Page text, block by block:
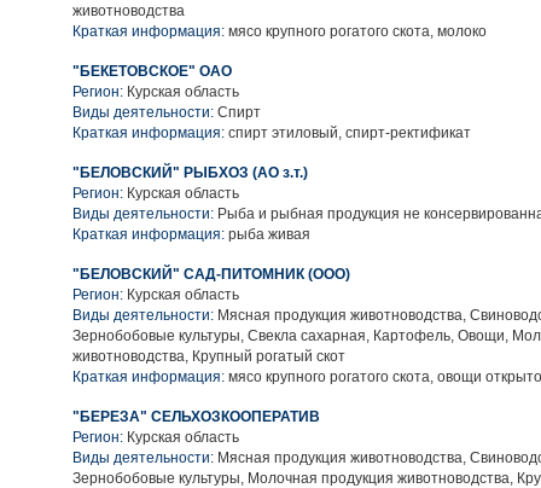
животноводства
Краткая информация: мясо крупного рогатого скота, молоко
"БЕКЕТОВСКОЕ" ОАО
Регион: Курская область
Виды деятельности: Спирт
Краткая информация: спирт этиловый, спирт-ректификат
"БЕЛОВСКИЙ" РЫБХОЗ (АО з.т.)
Регион: Курская область
Виды деятельности: Рыба и рыбная продукция не
Краткая информация: рыба живая
"БЕЛОВСКИЙ" САД-ПИТОМНИК (ООО)
Регион: Курская область
Виды деятельности: Мясная продукция животноводства,
Зернобобовые культуры, Свекла сахарная, Картофель, Овощи,
животноводства, Крупный рогатый скот
Краткая информация: мясо крупного рогатого скота, овощи
"БЕРЕЗА" СЕЛЬХОЗКООПЕРАТИВ
Регион: Курская область
Виды деятельности: Мясная продукция животноводства,
Зернобобовые культуры, Молочная продукция животноводства,